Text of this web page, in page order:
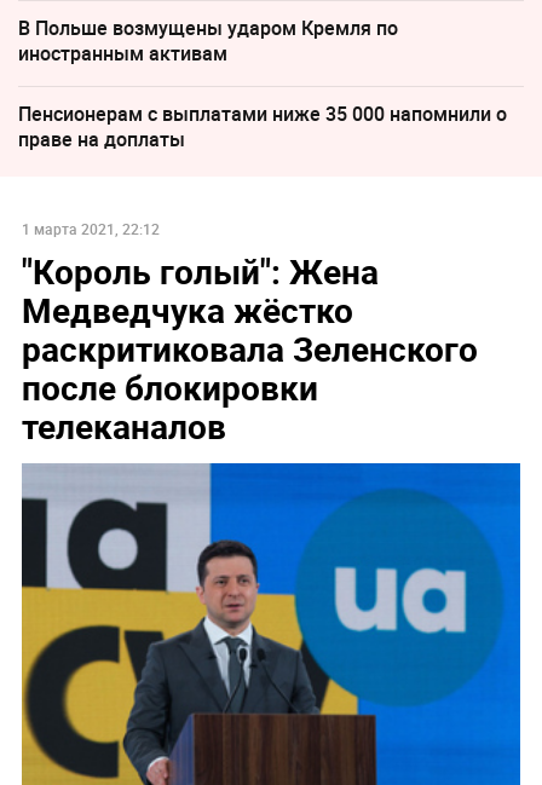
В Польше возмущены ударом Кремля по
иностранным активам
Пенсионерам с выплатами ниже 35 000 напомнили о
праве на доплаты
1 марта 2021, 22:12
"Король голый": Жена
Медведчука жёстко
раскритиковала Зеленского
после блокировки
телеканалов